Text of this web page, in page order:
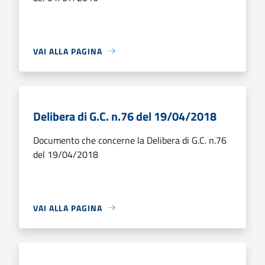
VAI ALLA PAGINA
Delibera di G.C. n.76 del 19/04/2018
Documento che concerne la Delibera di G.C. n.76
del 19/04/2018
VAI ALLA PAGINA